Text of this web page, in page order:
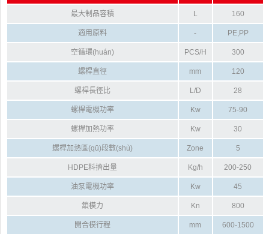
最大制品容積 L 160
適用原料 - PE,PP
空循環(huán) PCS/H 300
螺桿直徑 mm 120
螺桿長徑比 L/D 28
螺桿電機功率 Kw 75-90
螺桿加熱功率 Kw 30
螺桿加熱區(qū)段數(shù) Zone 5
HDPE料擠出量 Kg/h 200-250
油泵電機功率 Kw 45
鎖模力 Kn 800
開合模行程 mm 600-1500